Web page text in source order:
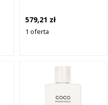
579,21 zł
1 oferta